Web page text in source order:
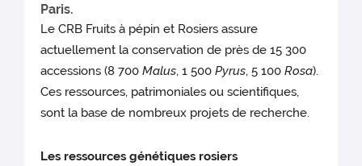
Paris.
Le CRB Fruits à pépin et Rosiers assure
actuellement la conservation de près de 15 300
accessions (8 700Malus, 1 500Pyrus, 5 100Rosa).
Ces ressources, patrimoniales ou scientifiques,
sont la base de nombreux projets de recherche.
Les ressources génétiques rosiers